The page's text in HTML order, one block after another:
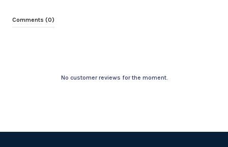
Comments (0)
No customer reviews for the moment.